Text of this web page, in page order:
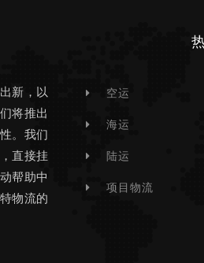
新，以
将推出
。我们
直接挂
帮助中
物流的
空运
海运
陆运
项目物流